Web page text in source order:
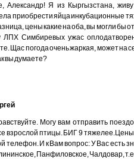
Александр! Я из Кыргызстана,
приобрести яйца инкубационные
цены какие на оба, вы могли бы
ЛПХ Симбиревых ужас
Щас погода очень жаркая, может на
вы думаете?
Могу вам отправить
взрослой птицы. БИГ 9
телефон. И к Вам вопрос: У Вас есть
Панфиловское, Чалдовар,